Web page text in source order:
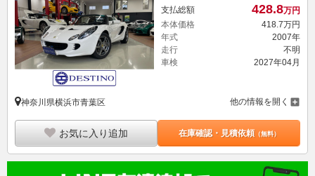
支払総額 428.8万円
本体価格
418. 7万円
年式
2007年
走行
不明
車検
2027年04月
神奈川県横浜市青葉区 他の情報を開く
お気に入り追加 在庫確認・見積依頼（無料）